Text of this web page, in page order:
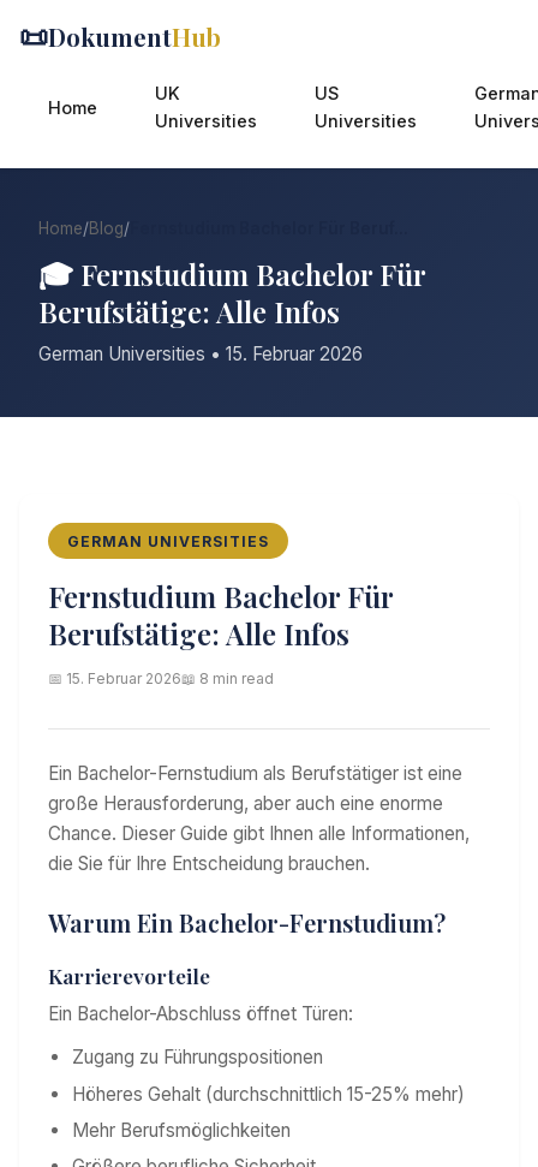
📜DokumentHub
Home
UK
Universities
US
Universities
Home/Blog/
🎓 Fernstudium Bachelor Für
Berufstätige: Alle Infos
German Universities • 15. Februar 2026
GERMAN UNIVERSITIES
Fernstudium Bachelor Für
Berufstätige: Alle Infos
📅 15. Februar 2026📖 8 min read
Ein Bachelor-Fernstudium als Berufstätiger ist eine
große Herausforderung, aber auch eine enorme
Chance. Dieser Guide gibt Ihnen alle Informationen,
die Sie für Ihre Entscheidung brauchen.
Warum Ein Bachelor-Fernstudium?
Karrierevorteile
Ein Bachelor-Abschluss öffnet Türen:
Zugang zu Führungspositionen
Höheres Gehalt (durchschnittlich 15-25% mehr)
Mehr Berufsmöglichkeiten